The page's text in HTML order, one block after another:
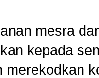
mesra
kepada
merekodkan